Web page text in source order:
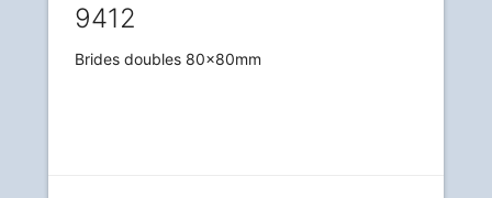
9412
Brides doubles 80x80mm